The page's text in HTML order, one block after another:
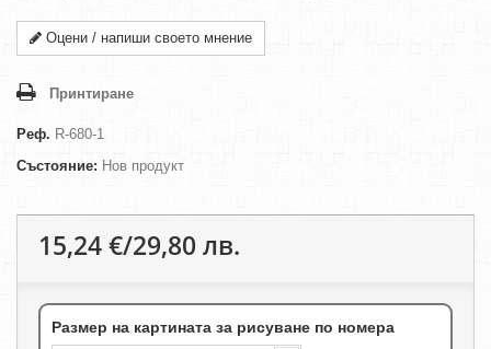
Оцени / напиши своето мнение
Принтиране
Реф. R-680-1
Състояние: Нов продукт
15,24 €/29,80 лв.
Размер на картината за рисуване по номера